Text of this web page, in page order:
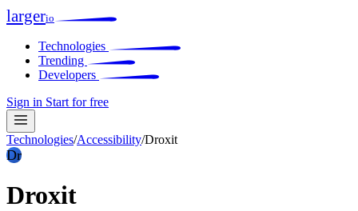
largerio
Technologies
Trending
Developers
Sign in Start for free
Technologies/Accessibility/Droxit
Dr
Droxit